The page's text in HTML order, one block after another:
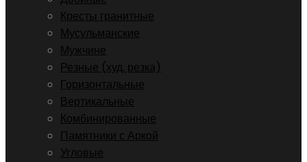
Кресты гранитные
Мусульманские
Мужчине
Резные (худ. резка)
Горизонтальные
Вертикальные
Комбинированные
Памятники с Аркой
Угловые